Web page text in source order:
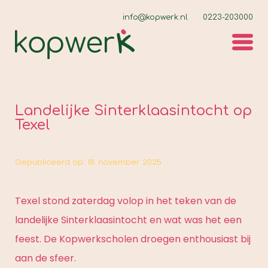
info@kopwerk.nl 0223-203000
Landelijke Sinterklaasintocht op
Texel
Gepubliceerd op: 18 november 2025
Texel stond zaterdag volop in het teken van de
landelijke Sinterklaasintocht en wat was het een
feest. De Kopwerkscholen droegen enthousiast bij
aan de sfeer.